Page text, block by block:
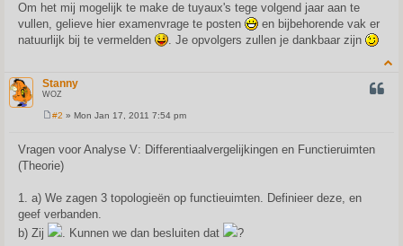
t
Om het mij mogelijk te make de tuyaux's tege volgend jaar aan te
vullen, gelieve hier examenvrage te posten
en bijbehorende vak er
natuurlijk bij te vermelden
. Je opvolgers zullen je dankbaar zijn
Stanny
WOZ
t
#2 » Mon Jan 17, 2011 7:54 pm
Vragen voor Analyse V: Differentiaalvergelijkingen en Functieruimten
(Theorie)
1. a) We zagen 3 topologieën op functieuimten. Definieer deze, en
geef verbanden.
b) Zij
. Kunnen we dan besluiten dat ?